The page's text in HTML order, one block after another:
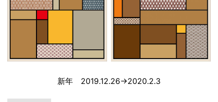
新年 2019.12.26→2020.2.3